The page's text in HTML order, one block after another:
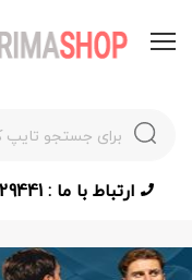
ارتباط با ما : 09397129441